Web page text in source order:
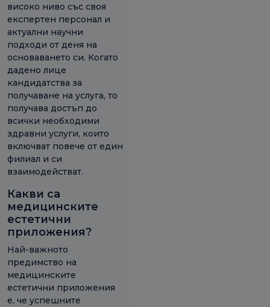
високо ниво със своя
експертен персонал и
актуални научни
подходи от деня на
основаването си. Когато
дадено лице
кандидатства за
получаване на услуга, то
получава достъп до
всички необходими
здравни услуги, които
включват повече от един
филиал и си
взаимодействат.
Какви са
медицинските
естетични
приложения?
Най-важното
предимство на
медицинските
естетични приложения
е, че успешните